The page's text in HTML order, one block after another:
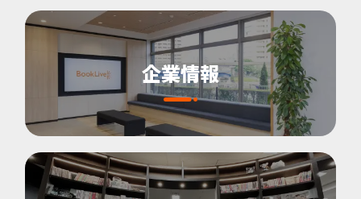
企業情報